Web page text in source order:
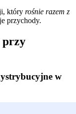
który rośnie razem z
przychody.
przy
w